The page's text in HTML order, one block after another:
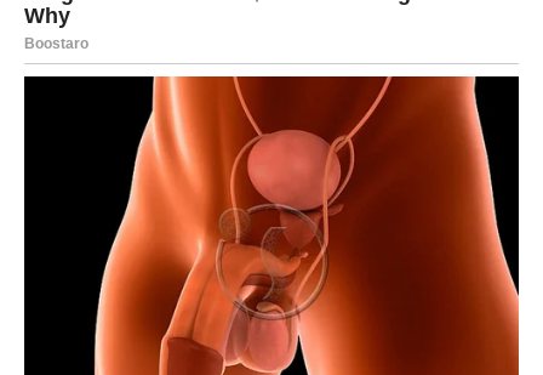
Jedna vijest mijenja raspoloženje
Blizanci bi mogli dobiti poruku ili poziv koji će ih iskreno
Pred vama su korisni razgovori.
Poruka zvijezda
Budite otvoreni za nova saznanja.